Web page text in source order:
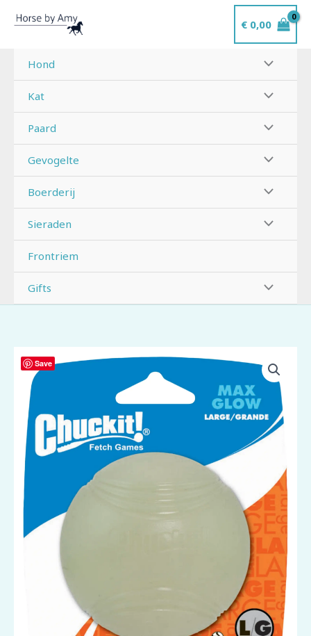
naar
inhoud
€0,00
Hond
Kat
Paard
Gevogelte
Boerderij
Sieraden
Frontriem
Gifts
Save
Chuckit!
Max
Glow
aantal